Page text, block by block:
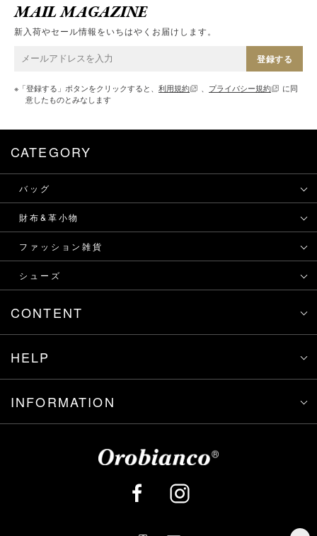
MAIL MAGAZINE
新入荷やセール情報をいちはやくお届けします。
登録する
※「登録する」ボタンをクリックすると、 利用規約 プライバシー規約
に同
意したものとみなします
CATEGORY
バッグ
財布&革小物
ファッション雑貨
シューズ
CONTENT
HELP
INFORMATION